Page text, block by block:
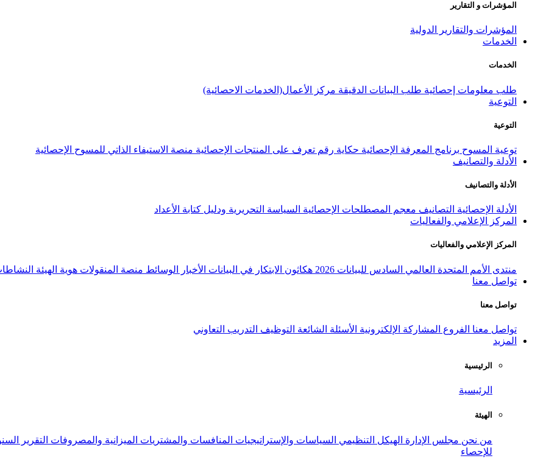
المؤشرات و التقارير
المؤشرات والتقارير الدولية
الخدمات
الخدمات
طلب معلومات إحصائية طلب البيانات الدقيقة مركز الأعمال(الخدمات الاحصائية)
التوعية
التوعية
توعية المسوح برنامج المعرفة الإحصائية حكاية رقم تعرف على المنتجات الإحصائية منصة الاستيفاء الذاتي للمسوح الإحصائية
الأدلة والتصانيف
الأدلة والتصانيف
الأدلة الإحصائية التصانيف معجم المصطلحات الإحصائية السياسة التحريرية ودليل كتابة الأعداد
المركز الإعلامي والفعاليات
المركز الإعلامي والفعاليات
منتدى الأمم المتحدة العالمي السادس للبيانات 2026 هكاثون الابتكار في البيانات الأخبار الوسائط منصة المنقولات هوية الهيئة
تواصل معنا
تواصل معنا
تواصل معنا الفروع المشاركة الإلكترونية الأسئلة الشائعة التوظيف التدريب التعاوني
المزيد
الرئيسية
الرئيسية
الهيئة
من نحن مجلس الإدارة الهيكل التنظيمي السياسات والإستراتيجيات المنافسات والمشتريات الميزانية والمصروفات التقرير
للإحصاء